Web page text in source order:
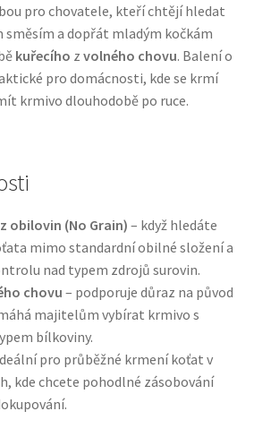
pro psy — Italské krmivo s
pro psy
psy — Italské holistic krmivo
pro chovatele, kteří chtějí hledat
a dopřát mladým kočkám
kuřecího z volného chovu. Balení o
pro domácnosti, kde se krmí
krmivo dlouhodobě po ruce.
obilovin (No Grain) – když hledáte
mimo standardní obilné složení a
nad typem zdrojů surovin.
chovu – podporuje důraz na původ
majitelům vybírat krmivo s
bílkoviny.
pro průběžné krmení koťat v
kde chcete pohodlné zásobování